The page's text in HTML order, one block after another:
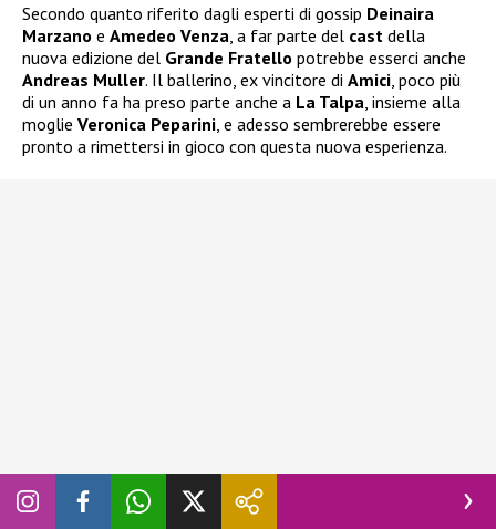
Secondo quanto riferito dagli esperti di gossip Deinaira
Marzano e Amedeo Venza , a far parte del cast della
nuova edizione del Grande Fratello potrebbe esserci anche
Andreas Muller. Il ballerino, ex vincitore di Amici , poco più
di un anno fa ha preso parte anche a La Talpa , insieme alla
moglie Veronica Peparini , e adesso sembrerebbe essere
pronto a rimettersi in gioco con questa nuova esperienza.